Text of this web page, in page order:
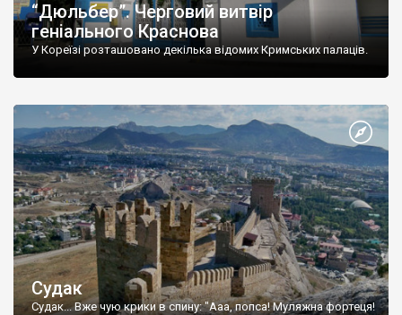
“Дюльбер”. Черговий витвір
геніального Краснова
У Кореїзі розташовано декілька відомих Кримських палаців.
Судак
Судак... Вже чую крики в спину: "Ааа, попса! Муляжна фортеця!